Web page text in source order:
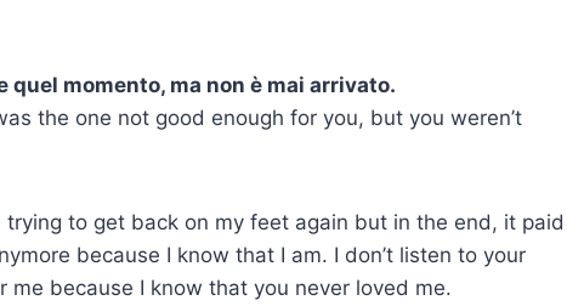
momento, ma non è mai arrivato.
the one not good enough for you, but you weren’t
to get back on my feet again but in the end, it paid
because I know that I am. I don’t listen to your
because I know that you never loved me.